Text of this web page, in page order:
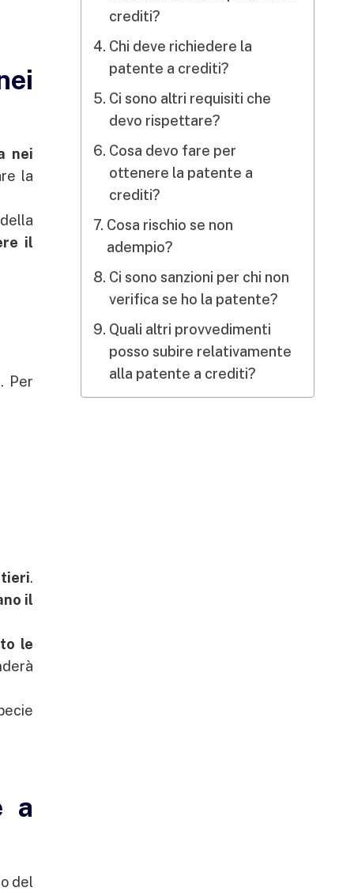
nei
la
il
. Per
.
il
le
a
del
crediti?
Chi deve richiedere la
patente a crediti?
Ci sono altri requisiti che
devo rispettare?
Cosa devo fare per
ottenere la patente a
crediti?
Cosa rischio se non
adempio?
Ci sono sanzioni per chi non
verifica se ho la patente?
Quali altri provvedimenti
posso subire relativamente
alla patente a crediti?